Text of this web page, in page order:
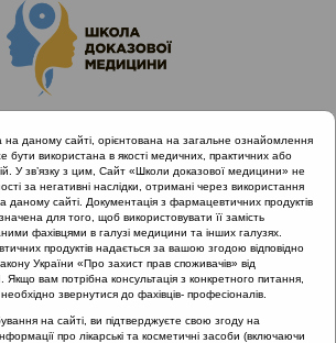
заходи
глоткового кільця (Одеса,
на даному сайті, орієнтована на загальне ознайомлення
використана в якості медичних, практичних або
У зв’язку з цим, Сайт «Школи доказової медицини» не
за негативні наслідки, отримані через використання
даному сайті. Документація з фармацевтичних продуктів
для того, щоб використовувати її замість
фахівцями в галузі медицини та інших галузях.
продуктів надається за вашою згодою відповідно
України «Про захист прав споживачів» від
вам потрібна консультація з конкретного питання,
звернутися до фахівців- професіоналів.
на сайті, ви підтверджуєте свою згоду на
про лікарські та косметичні засоби (включаючи